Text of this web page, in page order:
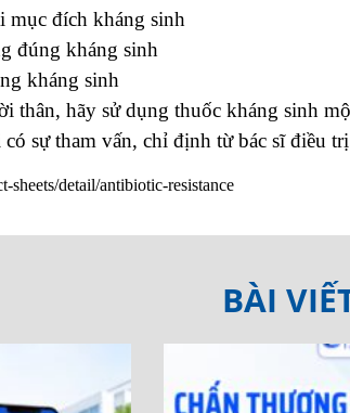
mục đích kháng sinh
đúng kháng sinh
kháng sinh
thân, hãy sử dụng thuốc kháng sinh
sự tham vấn, chỉ định từ bác sĩ điều
detail/antibiotic-resistance
BÀI